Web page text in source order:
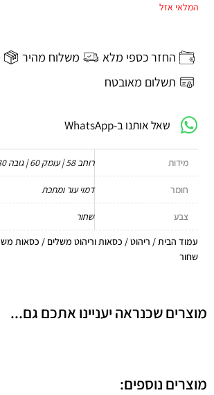
עמוד הבית / ריהוט/ כסאות וריהוט משלים / כסאות
שחור
המלאי אזל
החזר כספי מלא משלוח מהיר
תשלום מאובטח
שאל אותנו ב-WhatsApp
מידות רוחב 58 | עומק 60 | גובה 80 ס"מ
חומר דמוי עור ומתכת
צבע שחור
מוצרים שכנראה יעניינו אתכם גם...
מוצרים נוספים: